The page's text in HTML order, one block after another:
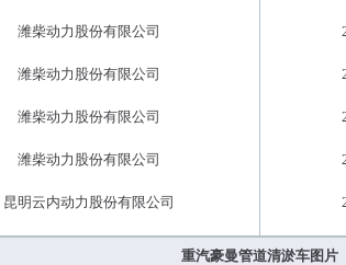
潍柴动力股份有限公司
潍柴动力股份有限公司
潍柴动力股份有限公司
潍柴动力股份有限公司
昆明云内动力股份有限公司
重汽豪曼管道清淤车图片